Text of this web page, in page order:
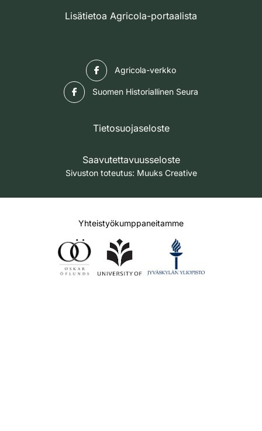
Lisätietoa Agricola-portaalista
Agricola-verkko
Suomen Historiallinen Seura
Tietosuojaseloste
Saavutettavuusseloste
Sivuston toteutus: Muuks Creative
Yhteistyökumppaneitamme